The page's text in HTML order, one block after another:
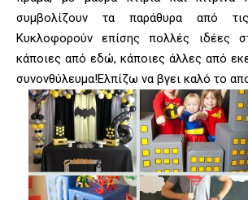
συμβολίζουν τα παράθυρα από τις
Κυκλοφορούν επίσης πολλές ιδέες
κάποιες από εδώ, κάποιες άλλες από
συνονθύλευμα!Ελπίζω να βγει καλό το